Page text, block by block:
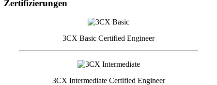
Zertifizierungen
3CX Basic Certified Engineer
3CX Intermediate Certified Engineer